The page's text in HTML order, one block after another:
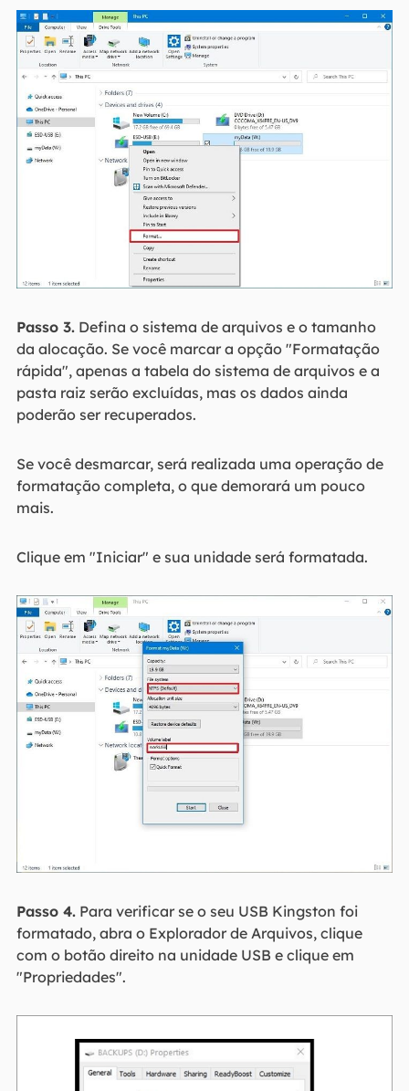
Passo 3.Defina o sistema de arquivos e o tamanho
da alocação. Se você marcar a opção "Formatação
rápida", apenas a tabela do sistema de arquivos e a
pasta raiz serão excluídas, mas os dados ainda
poderão ser recuperados.
Se você desmarcar, será realizada uma operação de
formatação completa, o que demorará um pouco
mais.
Clique em "Iniciar" e sua unidade será formatada.
Passo 4.Para verificar se o seu USB Kingston foi
formatado, abra o Explorador de Arquivos, clique
com o botão direito na unidade USB e clique em
"Propriedades".